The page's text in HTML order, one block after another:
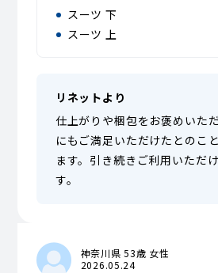
スーツ 下
スーツ 上
リネットより
仕上がりや梱包をお褒めいた
にもご満足いただけたとのこ
ます。引き続きご利用いただ
す。
神奈川県 53歳 女性
2026.05.24